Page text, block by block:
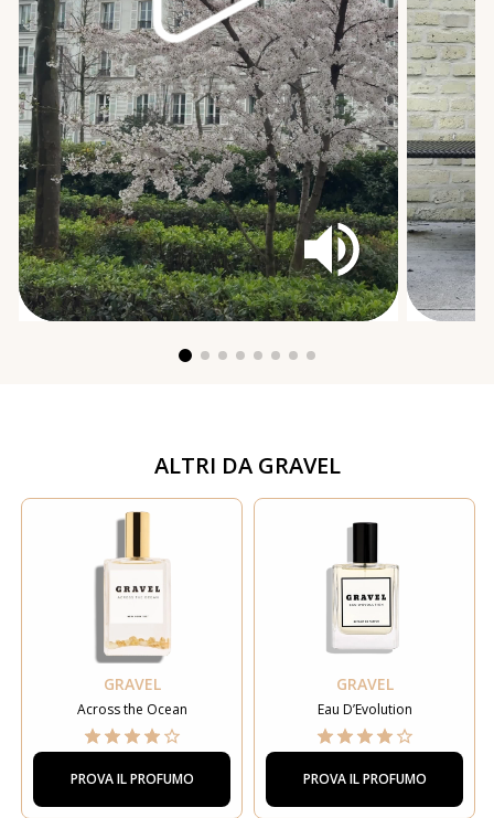
ALTRI DAGRAVEL
GRAVEL
Across the Ocean
PROVA IL PROFUMO
GRAVEL
Eau D’Evolution
PROVA IL PROFUMO